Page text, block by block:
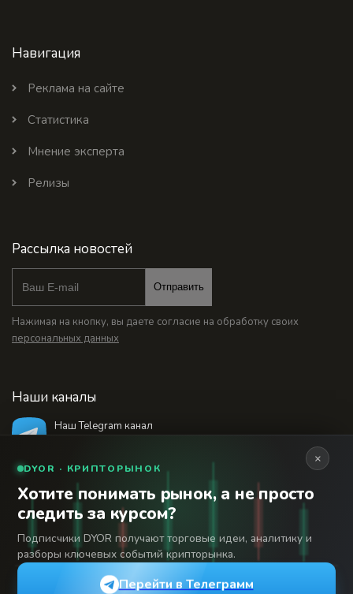
Навигация
Реклама на сайте
Статистика
Мнение эксперта
Релизы
Рассылка новостей
Отправить
Нажимая на кнопку, вы даете согласие на обработку своих
персональных данных
Наши каналы
Наш Telegram канал
18+
© 2026 Финансовый интернет-портал «Банки
Сегодня». Используя сайт BanksToday.net вы
Сетевое издание «Банки Сегодня» зарегистрировано
Федеральной службой по надзору в сфере связи,
информационных технологий и массовых коммуникаций,
×
DYOR · КРИПТОРЫНОК
Хотите понимать рынок, а не просто
следить за курсом?
Подписчики DYOR получают торговые идеи, аналитику и
разборы ключевых событий крипторынка.
Перейти в Телеграмм